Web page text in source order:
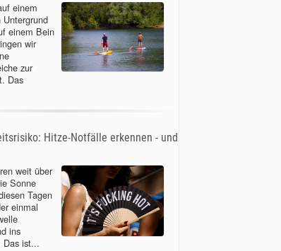
einem
Untergrund
einem Bein
wir
zur
Das
Hitze-Notfälle erkennen - und
weit über
Sonne
Tagen
einmal
ins
Das ist...